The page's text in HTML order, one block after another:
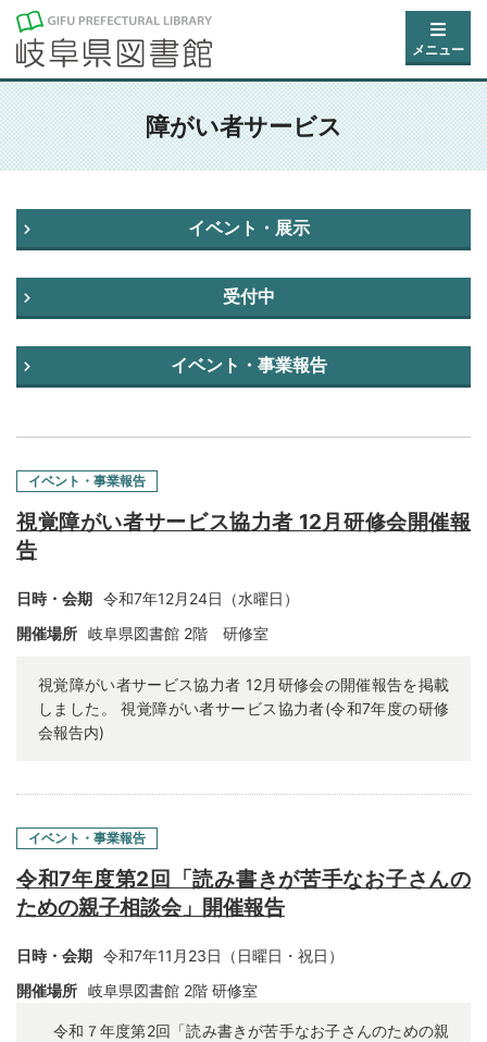
メニュー
障がい者サービス
イベント・展示
受付中
イベント・事業報告
イベント・事業報告
視覚障がい者サービス協力者 12月研修会開催報
告
日時・会期 令和7年12月24日（水曜日）
開催場所 岐阜県図書館 2階 研修室
視覚障がい者サービス協力者 12月研修会の開催報告を掲載
しました。 視覚障がい者サービス協力者(令和7年度の研修
会報告内)
イベント・事業報告
令和7年度第2回「読み書きが苦手なお子さんの
ための親子相談会」開催報告
日時・会期 令和7年11 月23日（日曜日・祝日）
開催場所 岐阜県図書館 2階 研修室
令和７年度第2回「読み書きが苦手なお子さんのための親